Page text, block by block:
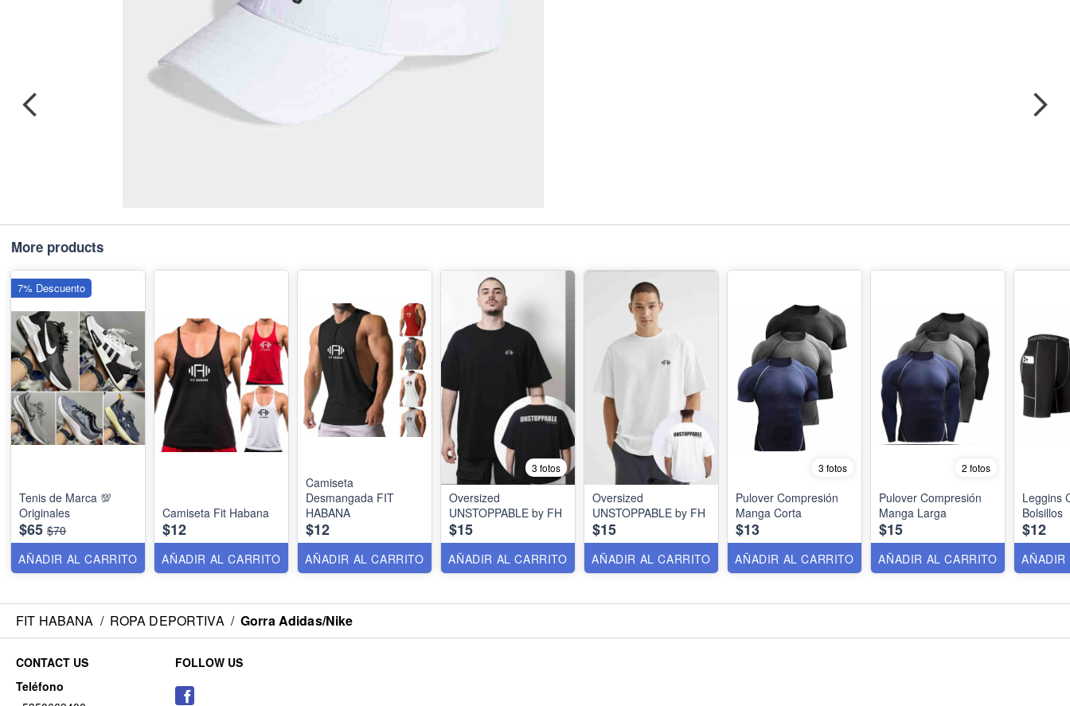
More products
Tenis de Marca 💯
Originales
$65 $70
AÑADIR AL CARRITO
7% Descuento
Camiseta Fit Habana
$12
AÑADIR AL CARRITO
Camiseta
Desmangada FIT
HABANA
$12
AÑADIR AL CARRITO
3 fotos
Oversized
UNSTOPPABLE by FH
$15
AÑADIR AL CARRITO
Oversized
UNSTOPPABLE by FH
$15
AÑADIR AL CARRITO
3 fotos
Pulover Compresión
Manga Corta
$13
AÑADIR AL CARRITO
2 fotos
Pulover Compresión
Manga Larga
$15
AÑADIR AL CARRITO
Leggins
Bolsillos
$12
AÑADIR
FIT HABANA / ROPA DEPORTIVA / Gorra Adidas/Nike
CONTACT US
Teléfono
FOLLOW US